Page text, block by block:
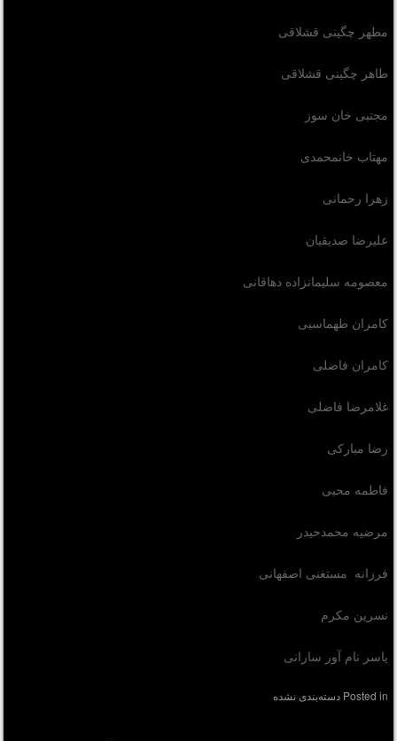
مطهر چگینی قشلاقی
طاهر چگینی قشلاقی
مجتبی خان سوز
مهتاب خانمحمدی
زهرا رحمانی
علیرضا صدیقیان
معصومه سلیمانزاده دهاقانی
کامران طهماسبی
کامران فاضلی
غلامرضا فاضلی
رضا مبارکی
فاطمه محبی
مرضیه محمدحیدر
فرزانه مستغنی اصفهانی
نسرین مکرم
یاسر نام آور سارانی
Posted inدسته‌بندی نشده